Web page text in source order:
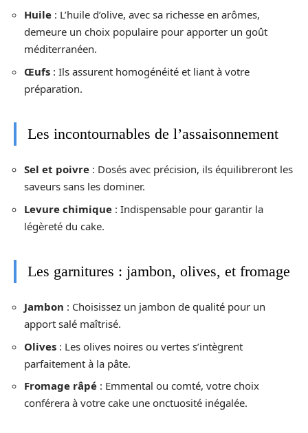
Huile : L’huile d’olive, avec sa richesse en arômes,
demeure un choix populaire pour apporter un goût
méditerranéen.
Œufs : Ils assurent homogénéité et liant à votre
préparation.
Les incontournables de l’assaisonnement
Sel et poivre : Dosés avec précision, ils équilibreront les
saveurs sans les dominer.
Levure chimique : Indispensable pour garantir la
légèreté du cake.
Les garnitures : jambon, olives, et fromage
Jambon : Choisissez un jambon de qualité pour un
apport salé maîtrisé.
Olives : Les olives noires ou vertes s’intègrent
parfaitement à la pâte.
Fromage râpé : Emmental ou comté, votre choix
conférera à votre cake une onctuosité inégalée.